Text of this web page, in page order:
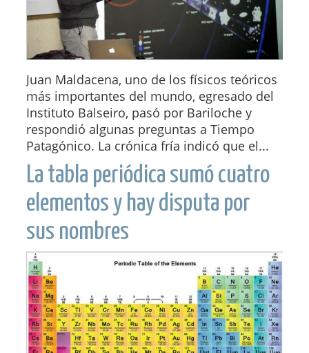
Juan Maldacena, uno de los físicos teóricos
más importantes del mundo, egresado del
Instituto Balseiro, pasó por Bariloche y
respondió algunas preguntas a Tiempo
Patagónico. La crónica fría indicó que el...
La tabla periódica sumó cuatro
elementos y hay disputa por
sus nombres